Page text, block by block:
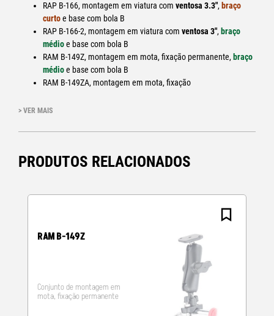
RAP B-166, montagem em viatura com ventosa 3.3", braço
curtoe base com bola B
RAP B-166-2, montagem em viatura com ventosa 3", braço
médioe base com bola B
RAM B-149Z, montagem em mota, fixação permanente, braço
médioe base com bola B
RAM B-149ZA, montagem em mota, fixação
> VER MAIS
PRODUTOS RELACIONADOS
RAM B-149Z
Conjunto de montagem em
mota, fixação permanente